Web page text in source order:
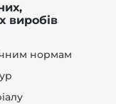
виробів
нормам